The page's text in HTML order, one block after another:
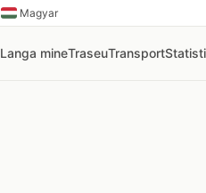
Magyar
Langa mineTraseuTransport